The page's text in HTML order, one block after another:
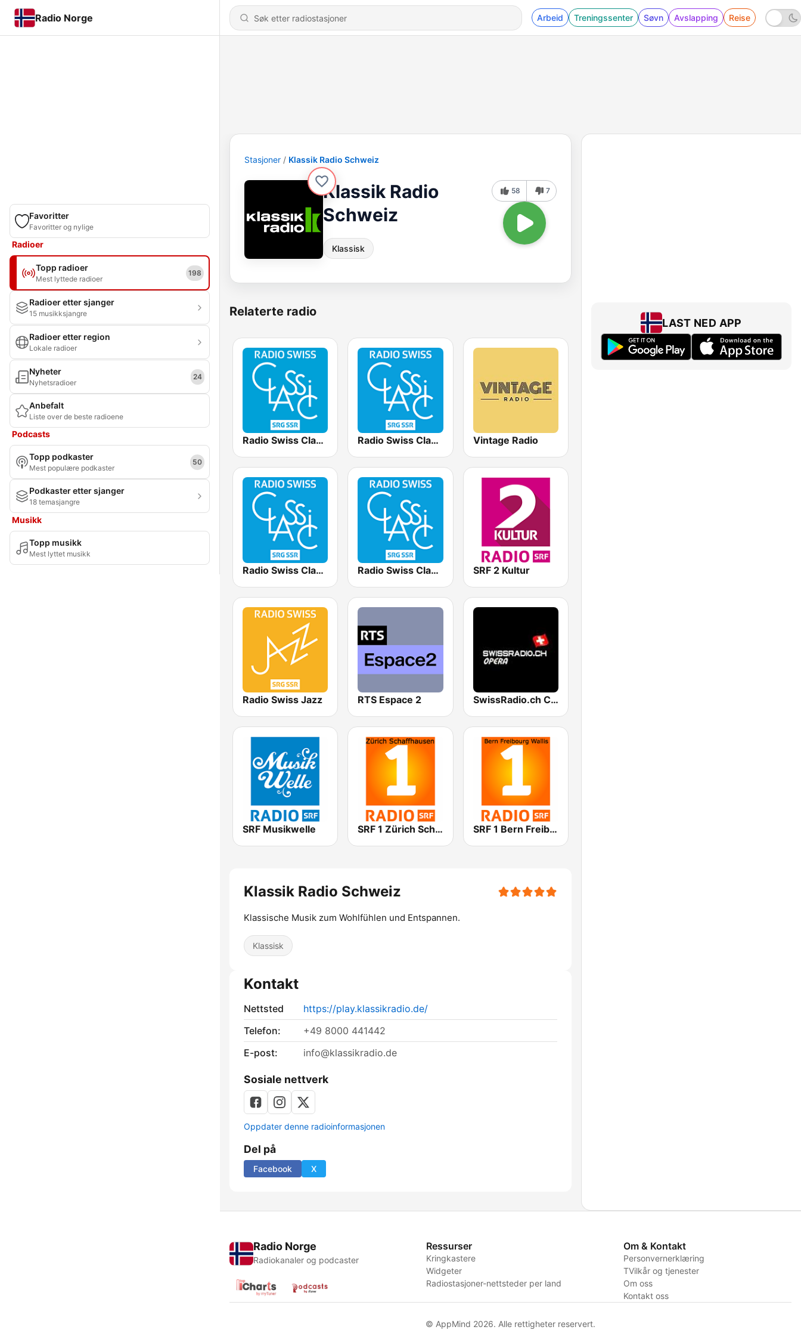
Radio Norge Arbeid Treningssenter Søvn Avslapping Reise
Favoritter
Favoritter og nylige
Radioer
Topp radioer
Mest lyttede radioer
198
Radioer etter sjanger
15 musikksjangre
Radioer etter region
Lokale radioer
Nyheter
Nyhetsradioer
24
Anbefalt
Liste over de beste radioene
Podcasts
Topp podkaster
Mest populære podkaster
50
Podkaster etter sjanger
18 temasjangre
Musikk
Topp musikk
Mest lyttet musikk
Stasjoner Klassik Radio Schweiz
Klassik Radio
Schweiz
Klassisk
58 7
Relaterte radio
Radio Swiss Classic FR Radio Swiss Classic DE Vintage Radio
Radio Swiss Classic IT Radio Swiss Classic EN SRF 2 Kultur
Radio Swiss Jazz RTS Espace 2 SwissRadio.ch Classical Opera
SRF Musikwelle SRF 1 Zürich Schaffhausen SRF 1 Bern Freibourg Wallis
Klassik Radio Schweiz
Klassische Musik zum Wohlfühlen und Entspannen.
Klassisk
Kontakt
Nettsted
https://play.klassikradio.de/
Telefon:
+49 8000 441442
E-post:
info@klassikradio.de
Sosiale nettverk
Oppdater denne radioinformasjonen
Del på
Facebook X
LAST NED APP
Radio Norge
Radiokanaler og podcaster
Ressurser
Kringkastere
Widgeter
Radiostasjoner-nettsteder per land
Om & Kontakt
Personvernerklæring
TVilkår og tjenester
Om oss
Kontakt oss
© AppMind 2026. Alle rettigheter reservert.